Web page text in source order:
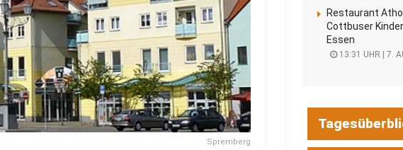
Spremberg
Restaurant
Cottbuser
Essen
13:31 UHR | 7.